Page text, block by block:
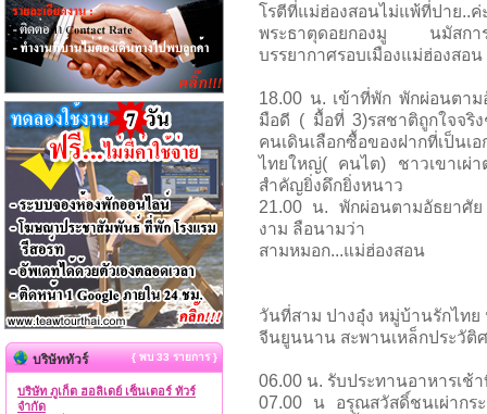
โรตีที่แม่ฮ่องสอนไม่แพ้ที่ปาย
พระธาตุดอยกองมู นมัสกา
บรรยากาศรอบเมืองแม่ฮ่องสอน
18.00 น. เข้าที่พัก พักผ่อนตา
มือดี ( มื้อที่ 3)รสชาติถูกใจจริ
คนเดินเลือกซื้อของฝากที่เป็น
ไทยใหญ่( คนไต) ชาวเขาเผ่
สำคัญยิ่งดึกยิ่งหนาว
21.00 น. พักผ่อนตามอัธยาศัย
งาม ลือนามว่า
สามหมอก...แม่ฮ่องสอน
วันที่สาม ปางอุ๋ง หมู่บ้านรักไท
จีนยูนนาน สะพานเหล็กประวั
06.00 น. รับประทานอาหารเช้
07.00 น อรุณสวัสดิ์ชนเผ่ากระ
บริษัททัวร์ { พบ 33 รายการ }
บริษัท ภูเก็ต ฮอลิเดย์ เซ็นเตอร์ ทัวร์
จำกัด